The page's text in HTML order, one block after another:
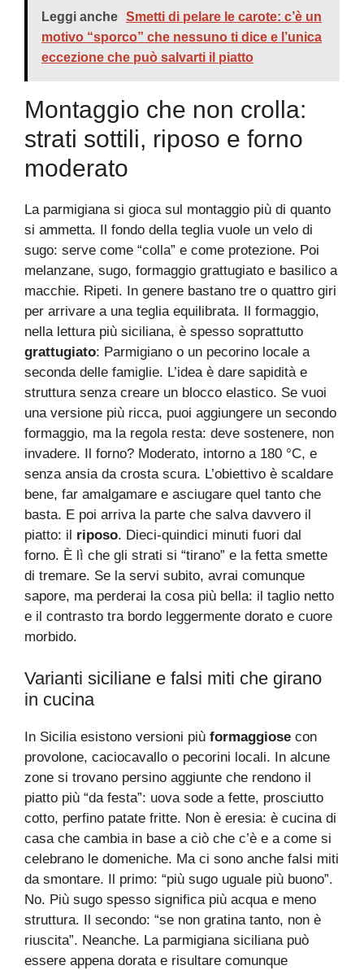
Leggi anche Smetti di pelare le carote: c’è un
motivo “sporco” che nessuno ti dice e l’unica
eccezione che può salvarti il piatto
Montaggio che non crolla:
strati sottili, riposo e forno
moderato
La parmigiana si gioca sul montaggio più di quanto
si ammetta. Il fondo della teglia vuole un velo di
sugo: serve come “colla” e come protezione. Poi
melanzane, sugo, formaggio grattugiato e basilico a
macchie. Ripeti. In genere bastano tre o quattro giri
per arrivare a una teglia equilibrata. Il formaggio,
nella lettura più siciliana, è spesso soprattutto
grattugiato: Parmigiano o un pecorino locale a
seconda delle famiglie. L’idea è dare sapidità e
struttura senza creare un blocco elastico. Se vuoi
una versione più ricca, puoi aggiungere un secondo
formaggio, ma la regola resta: deve sostenere, non
invadere. Il forno? Moderato, intorno a 180 °C, e
senza ansia da crosta scura. L’obiettivo è scaldare
bene, far amalgamare e asciugare quel tanto che
basta. E poi arriva la parte che salva davvero il
piatto: il riposo. Dieci-quindici minuti fuori dal
forno. È lì che gli strati si “tirano” e la fetta smette
di tremare. Se la servi subito, avrai comunque
sapore, ma perderai la cosa più bella: il taglio netto
e il contrasto tra bordo leggermente dorato e cuore
morbido.
Varianti siciliane e falsi miti che girano
in cucina
In Sicilia esistono versioni più formaggiose con
provolone, caciocavallo o pecorini locali. In alcune
zone si trovano persino aggiunte che rendono il
piatto più “da festa”: uova sode a fette, prosciutto
cotto, perfino patate fritte. Non è eresia: è cucina di
casa che cambia in base a ciò che c’è e a come si
celebrano le domeniche. Ma ci sono anche falsi miti
da smontare. Il primo: “più sugo uguale più buono”.
No. Più sugo spesso significa più acqua e meno
struttura. Il secondo: “se non gratina tanto, non è
riuscita”. Neanche. La parmigiana siciliana può
essere appena dorata e risultare comunque